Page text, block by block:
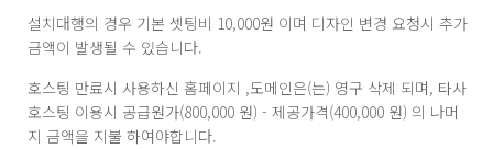
설치대행의 경우 기본 셋팅비 10,000원 이며 디자인 변경 요청시 추가
금액이 발생될 수 있습니다.
호스팅 만료시 사용하신 홈페이지 ,도메인은(는) 영구 삭제 되며, 타사
호스팅 이용시 공급원가(800,000 원) - 제공가격(400,000 원) 의 나머
지 금액을 지불 하여야합니다.